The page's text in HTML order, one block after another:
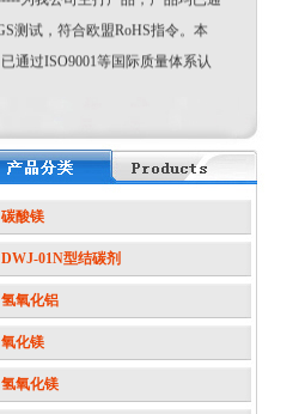
测试，符合欧盟RoHS指令。本
通过ISO9001等国际质量体系认
公司荣获国家专精特新小巨人企
国家专精特新“小巨
企业
镁
01N型结碳剂
化铝
镁
化镁